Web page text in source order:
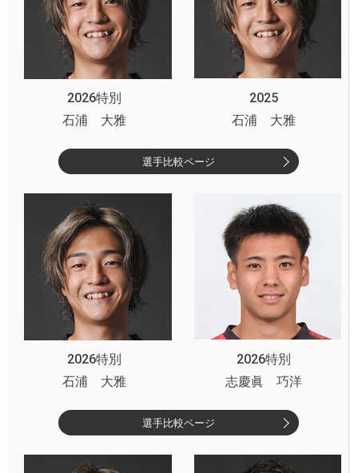
2026特別
2025
石浦 大雅
石浦 大雅
選手比較ページ
2026特別
2026特別
石浦 大雅
志慶眞 巧洋
選手比較ページ